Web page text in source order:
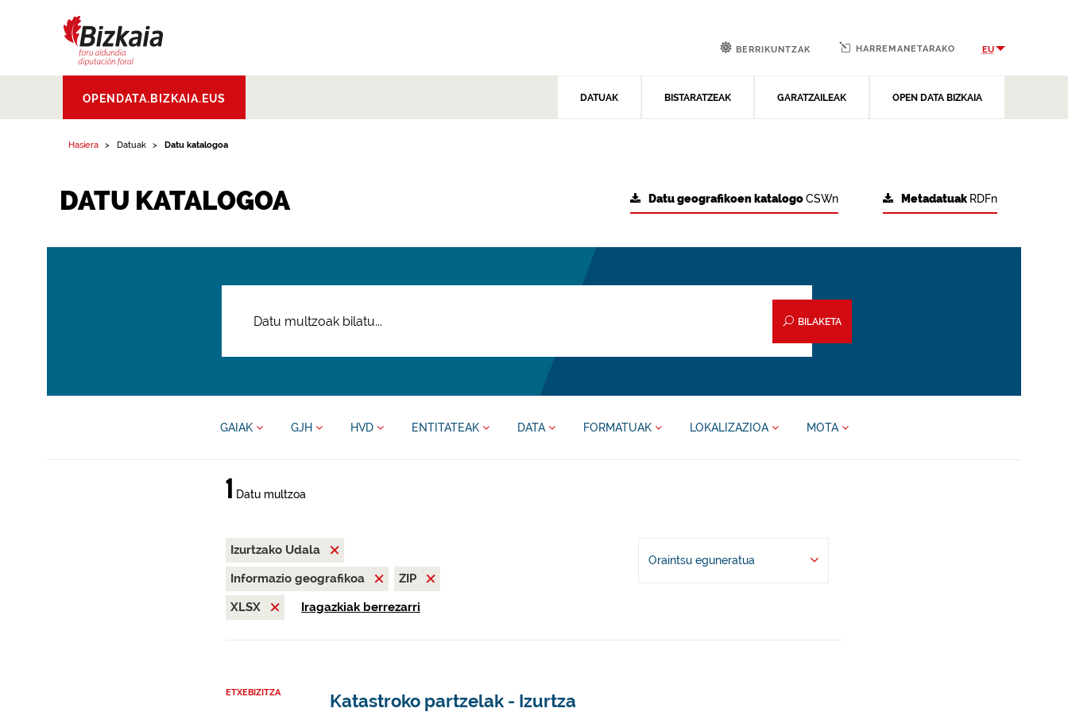
Aldundia.Diputacion
Foral de Bizkaia
OPENDATA.BIZKAIA.EUS DATUAK BISTARATZEAK GARATZAILEAK OPEN DATA BIZKAIA
BERRIKUNTZAK HARREMANETARAKO EU
Hasiera Datuak Datu katalogoa
DATU KATALOGOA Metadatuak RDFn
Datu geografikoen katalogoCSWn
BILAKETA
GAIAK GJH HVD ENTITATEAK DATA FORMATUAK LOKALIZAZIOA MOTA
1 Datu multzoa
Izurtzako Udala
Informazio geografikoa
ZIP
XLSX
Iragazkiak berrezarri
Oraintsu eguneratua
ETXEBIZITZA Katastroko partzelak - Izurtza